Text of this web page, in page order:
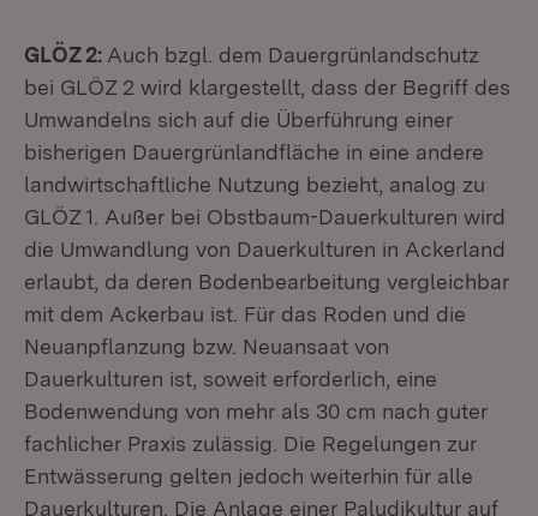
GLÖZ 2: Auch bzgl. dem Dauergrünlandschutz
bei GLÖZ 2 wird klargestellt, dass der Begriff des
Umwandelns sich auf die Überführung einer
bisherigen Dauergrünlandfläche in eine andere
landwirtschaftliche Nutzung bezieht, analog zu
GLÖZ 1. Außer bei Obstbaum-Dauerkulturen wird
die Umwandlung von Dauerkulturen in Ackerland
erlaubt, da deren Bodenbearbeitung vergleichbar
mit dem Ackerbau ist. Für das Roden und die
Neuanpflanzung bzw. Neuansaat von
Dauerkulturen ist, soweit erforderlich, eine
Bodenwendung von mehr als 30 cm nach guter
fachlicher Praxis zulässig. Die Regelungen zur
Entwässerung gelten jedoch weiterhin für alle
Dauerkulturen. Die Anlage einer Paludikultur auf